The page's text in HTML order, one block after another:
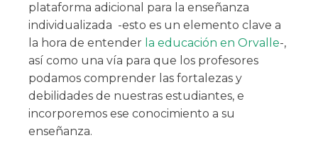
plataforma adicional para la enseñanza
individualizada -esto es un elemento clave a
la hora de entender la educación en Orvalle-,
así como una vía para que los profesores
podamos comprender las fortalezas y
debilidades de nuestras estudiantes, e
incorporemos ese conocimiento a su
enseñanza.